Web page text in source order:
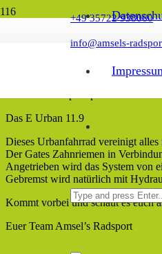
+49 35722 938060
info@amsels-
Wir haben eins !🥳
Neuzugang bei Amsel’s Radsport
Das E Urban 11.9
Dieses Urbanfahrrad vereinigt
Der Gates Zahnriemen in
Angetrieben wird das System von
Gebremst wird natürlich mit
Kommt vorbei und schaut es euch
Euer Team Amsel’s Radsport